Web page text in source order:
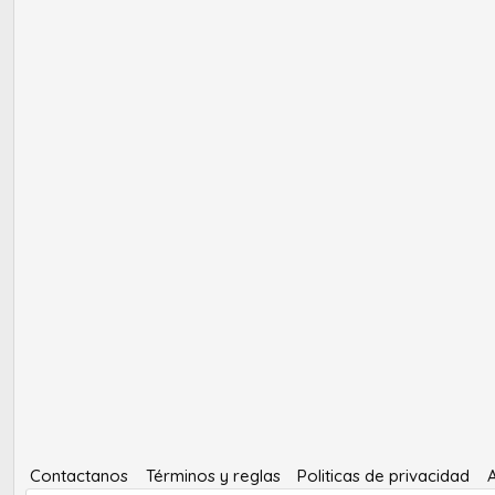
Contactanos Términos y reglas Politicas de privacidad